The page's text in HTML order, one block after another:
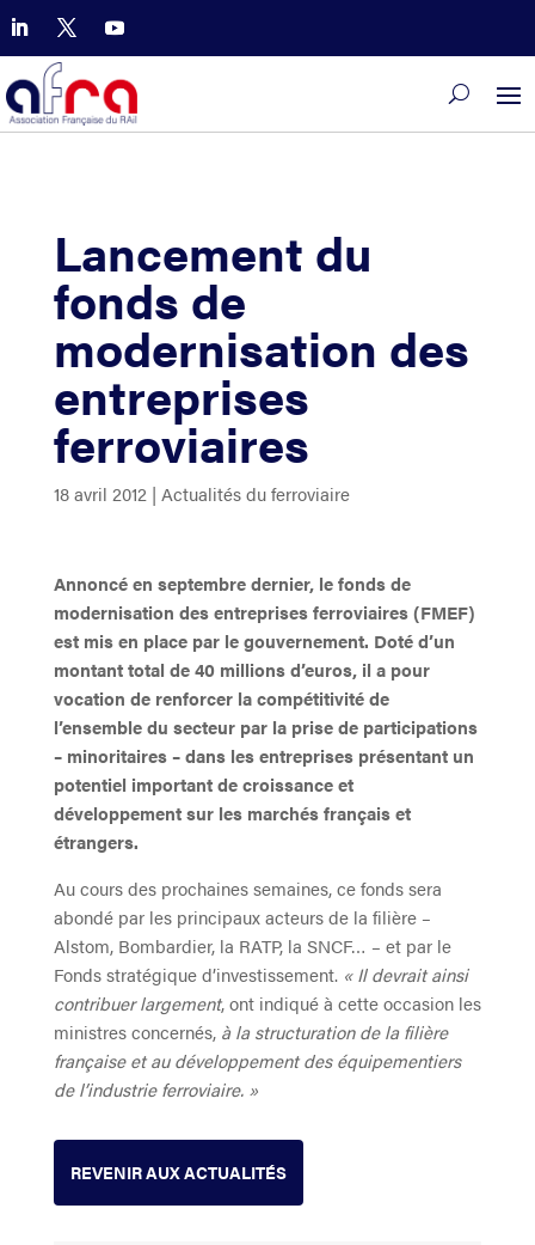
Lancement du
fonds de
modernisation des
entreprises
ferroviaires
18 avril 2012 | Actualités du ferroviaire
Annoncé en septembre dernier, le fonds de
modernisation des entreprises ferroviaires (FMEF)
est mis en place par le gouvernement. Doté d’un
montant total de 40 millions d’euros, il a pour
vocation de renforcer la compétitivité de
l’ensemble du secteur par la prise de participations
– minoritaires – dans les entreprises présentant un
potentiel important de croissance et
développement sur les marchés français et
étrangers.
Au cours des prochaines semaines, ce fonds sera
abondé par les principaux acteurs de la filière –
Alstom, Bombardier, la RATP, la SNCF… – et par le
Fonds stratégique d’investissement. « Il devrait ainsi
contribuer largement, ont indiqué à cette occasion les
ministres concernés, à la structuration de la filière
française et au développement des équipementiers
de l’industrie ferroviaire. »
REVENIR AUX ACTUALITÉS